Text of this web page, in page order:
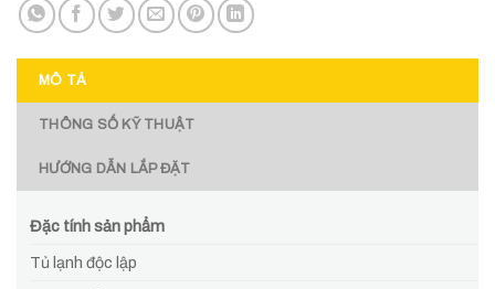
MÔ TẢ
THÔNG SỐ KỸ THUẬT
HƯỚNG DẪN LẮP ĐẶT
Đặc tính sản phẩm
Tủ lạnh độc lập